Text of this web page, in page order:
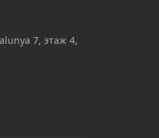
7, этаж 4,